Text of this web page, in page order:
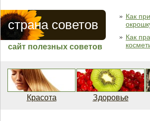
страна советов
сайт полезных советов
Как
Как
Красота Здоровье